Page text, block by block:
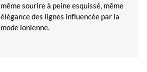
même sourire à peine esquissé, même
élégance des lignes influencée par la
mode ionienne.